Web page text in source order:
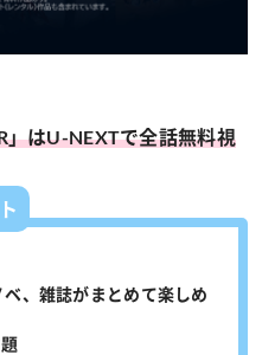
」はU-NEXTで全話無料視
、雑誌がまとめて楽しめ